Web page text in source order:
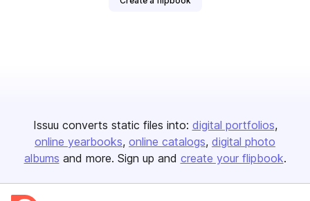
Issuu converts static files into: digital portfolios
online yearbooks online catalogs digital photo
albums and more. Sign up and create your flipbook.